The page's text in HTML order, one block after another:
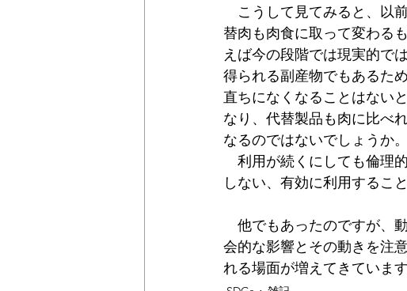
こうして見てみると、以
替肉も肉食に取って変わる
えば今の段階では現実的で
得られる副産物でもあるた
直ちになくなることはない
なり、代替製品も肉に比べ
なるのではないでしょうか。
利用が続くにしても倫理
しない、有効に利用するこ
他でもあったのですが、
会的な影響とその動きを注
れる場面が増えてきています